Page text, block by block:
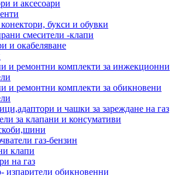
и аксесоари
букси и обувки
смесители -клапи
и окабеляване
и ремонтни комплекти за инжекционни
и ремонтни комплекти за обикновени
и чашки за зареждане на газ
за клапани и консумативи
газ-бензин
клапи
на газ
изпарители обикновенни